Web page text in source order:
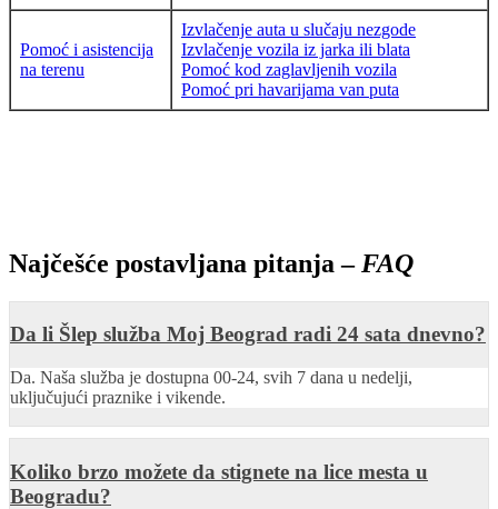
Pomoć i asistencija
na terenu
Izvlačenje auta u slučaju nezgode
Izvlačenje vozila iz jarka ili blata
Pomoć kod zaglavljenih vozila
Pomoć pri havarijama van puta
Najčešće postavljana pitanja – FAQ
Da li Šlep služba Moj Beograd radi 24 sata dnevno?
Da. Naša služba je dostupna 00-24, svih 7 dana u nedelji,
uključujući praznike i vikende.
Koliko brzo možete da stignete na lice mesta u
Beogradu?